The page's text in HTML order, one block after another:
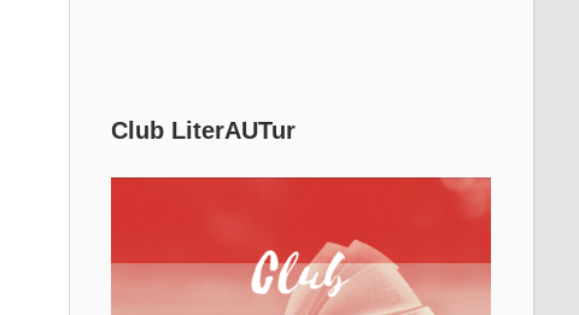
Club LiterAUTur